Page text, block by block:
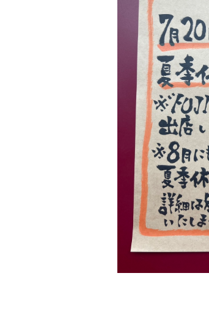
麺 ら
ーめん
えにし
｜戸越
｜品川